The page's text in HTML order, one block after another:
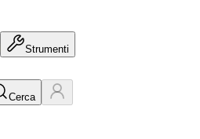
Strumenti
Cerca